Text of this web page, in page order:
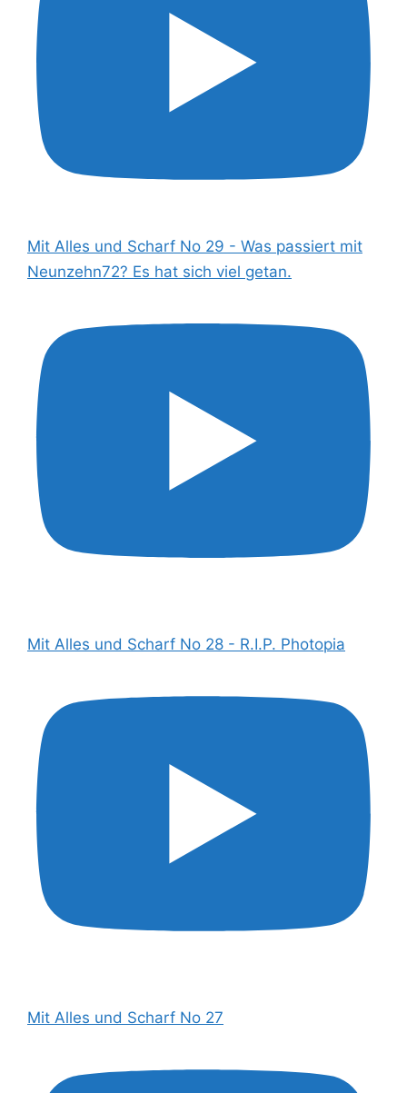
Mit Alles und Scharf No 29 - Was passiert mit
Neunzehn72? Es hat sich viel getan.
Mit Alles und Scharf No 28 - R.I.P. Photopia
Mit Alles und Scharf No 27